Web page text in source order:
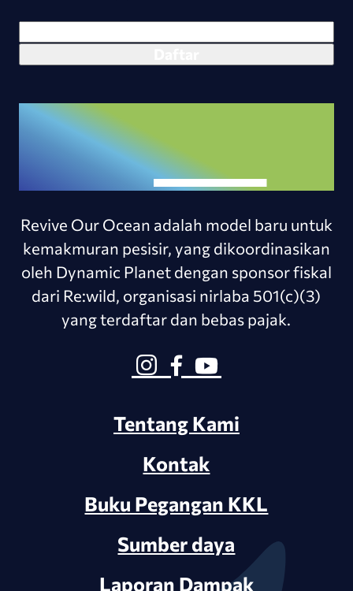
Revive Our Ocean adalah model baru untuk
kemakmuran pesisir, yang dikoordinasikan
oleh Dynamic Planet dengan sponsor fiskal
dari Re:wild, organisasi nirlaba 501(c)(3)
yang terdaftar dan bebas pajak.
Tentang Kami
Kontak
Buku Pegangan KKL
Sumber daya
Laporan Dampak